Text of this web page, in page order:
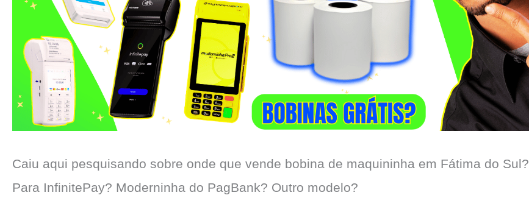
Caiu aqui pesquisando sobre onde que vende bobina de maquininha em Fátima do Sul?
Para InfinitePay? Moderninha do PagBank? Outro modelo?